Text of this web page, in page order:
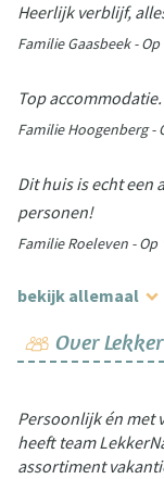
Heerlijk verblijf,
Familie Gaasbeek -
Top
Familie Hoogenberg -
Dit huis is echt een
personen!
Familie Roeleven - Op
bekijk allemaal
Over
Persoonlijk én met
heeft team
assortiment